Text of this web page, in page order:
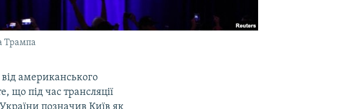
Трампа
американського
що під час трансляції